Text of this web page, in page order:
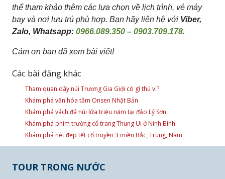
thể tham khảo thêm các lựa chọn về lịch trình, vé máy
bay và nơi lưu trú phù hợp. Bạn hãy liên hệ với Viber,
Zalo, Whatsapp: 0966.089.350 – 0903.709.178.
Cảm ơn bạn đã xem bài viết!
Các bài đăng khác
Tham quan dãy núi Trương Gia Giới có gì thú vị?
Khám phá văn hóa tắm Onsen Nhật Bản
Khám phá vách đá núi lửa triệu năm tại đảo Lý Sơn
Khám phá phim trường cổ trang Thung Ui ở Ninh Bình
Khám phá nét đẹp tết cổ truyền 3 miền Bắc, Trung, Nam
TOUR TRONG NƯỚC